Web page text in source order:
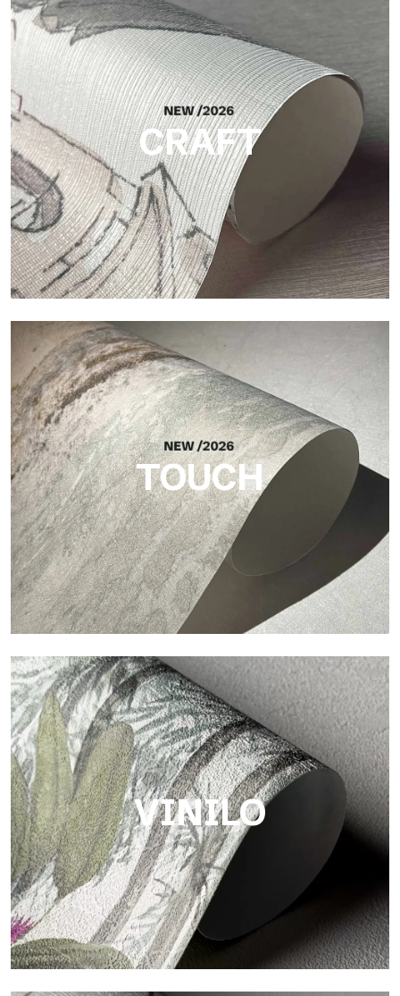
Silk
Acabado luminoso y elegante, con una sutil trama vertical que
refleja la luz y aporta profundidad a la superficie.
CRAFT
Craft
Acabado inspirado en las fibras naturales, con un relieve
esencial que aporta equilibrio, profundidad y una materialidad
elegante a la superficie.
TOUCH
Touch
Acabado con trama fibrosa e irregular, con una textura suave
que aporta calidez y autenticidad a la superficie.
VINILO